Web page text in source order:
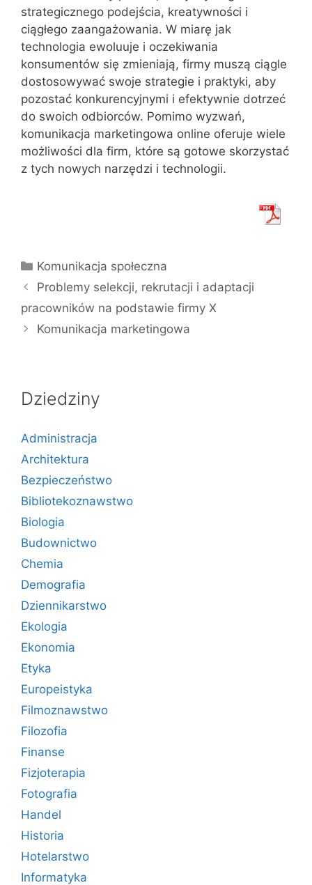
strategicznego podejścia, kreatywności i
ciągłego zaangażowania. W miarę jak
technologia ewoluuje i oczekiwania
konsumentów się zmieniają, firmy muszą ciągle
dostosowywać swoje strategie i praktyki, aby
pozostać konkurencyjnymi i efektywnie dotrzeć
do swoich odbiorców. Pomimo wyzwań,
komunikacja marketingowa online oferuje wiele
możliwości dla firm, które są gotowe skorzystać
z tych nowych narzędzi i technologii.
Kategorie
Komunikacja społeczna
Problemy selekcji, rekrutacji i adaptacji
pracowników na podstawie firmy X
Komunikacja marketingowa
Dziedziny
Administracja
Architektura
Bezpieczeństwo
Bibliotekoznawstwo
Biologia
Budownictwo
Chemia
Demografia
Dziennikarstwo
Ekologia
Ekonomia
Etyka
Europeistyka
Filmoznawstwo
Filozofia
Finanse
Fizjoterapia
Fotografia
Handel
Historia
Hotelarstwo
Informatyka